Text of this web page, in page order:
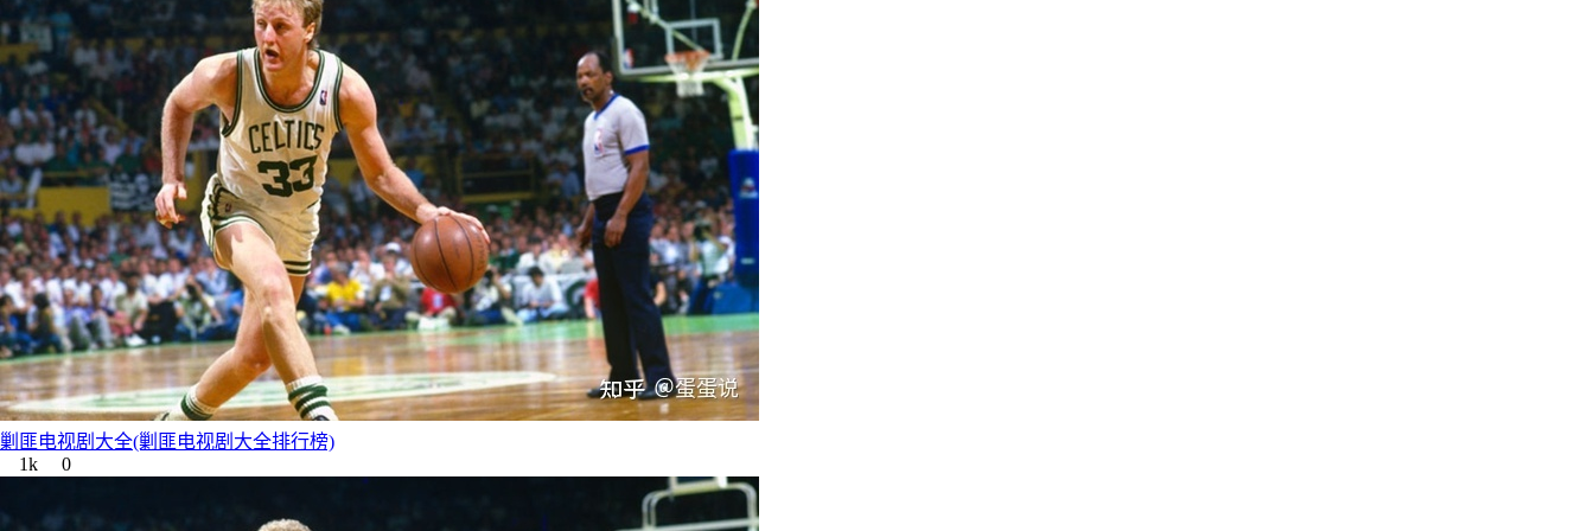
剿匪电视剧大全(剿匪电视剧大全排行榜)
1k
0